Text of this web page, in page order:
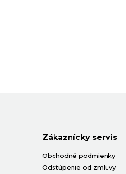
Zákaznícky servis
Obchodné podmienky
Odstúpenie od zmluvy